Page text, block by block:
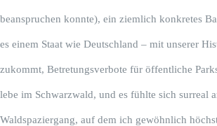
beanspruchen konnte), ein ziemlich konkretes
es einem Staat wie Deutschland – mit unserer
zukommt, Betretungsverbote für öffentliche
lebe im Schwarzwald, und es fühlte sich surreal
Waldspaziergang, auf dem ich gewöhnlich